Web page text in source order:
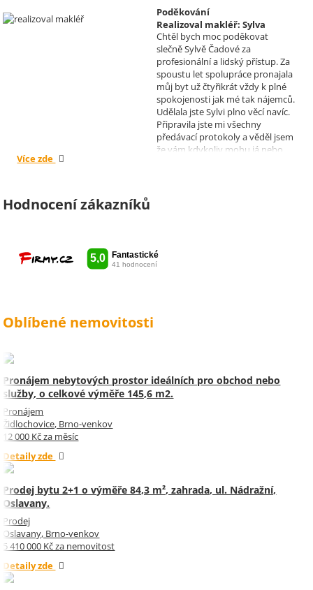
Krásné dny Vám a Vašim
zaměstnancům. Irena Höklová,
Brno
Poděkování
Realizoval makléř: Sylva
Čadová
Chtěl bych moc poděkovat
slečně Sylvě Čadové za
profesionální a lidský přístup. Za
spoustu let spolupráce pronajala
můj byt už čtyřikrát vždy k plné
spokojenosti jak mé tak nájemců.
Udělala jste Sylvi plno věcí navíc.
Připravila jste mi všechny
předávací protokoly a věděl jsem
že vám kdykoliv mohu já nebo
Více zde
Hodnocení zákazníků
Oblíbené nemovitosti
Pronájem nebytových prostor ideálních pro obchod nebo
služby, o celkové výměře 145,6 m2.
Pronájem
Židlochovice, Brno-venkov
12 000 Kč za měsíc
Detaily zde
Prodej bytu 2+1 o výměře 84,3 m², zahrada, ul. Nádražní,
Oslavany.
Prodej
Oslavany, Brno-venkov
5 410 000 Kč za nemovitost
Detaily zde